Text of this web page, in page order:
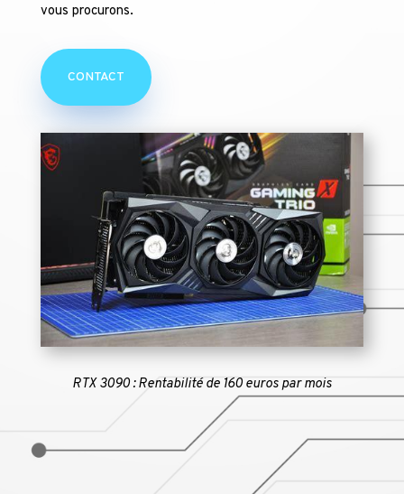
vous procurons.
CONTACT
RTX 3090 : Rentabilité de 160 euros par mois